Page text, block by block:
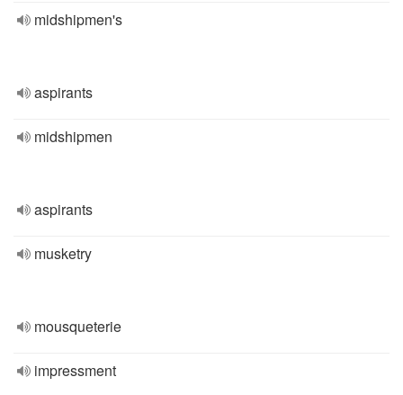
midshipmen's
aspirants
midshipmen
aspirants
musketry
mousqueterie
impressment